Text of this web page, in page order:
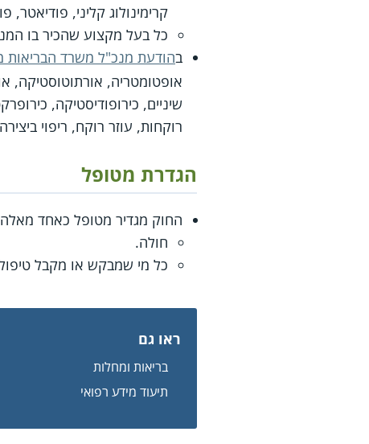
קרימינולוג קליני,
כל בעל מקצוע שהכיר בו
בהודעת מנכ"ל משרד הבריאות מיום
אופטומטריה, אורתוטוסטיקה,
שיניים, כירופודיסטיקה,
רוקחות, עוזר רוקח, ריפוי
הגדרת מטופל
החוק מגדיר מטופל כאחד
חולה.
כל מי שמבקש או מקבל
ראו גם
בריאות ומחלות
תיעוד מידע רפואי